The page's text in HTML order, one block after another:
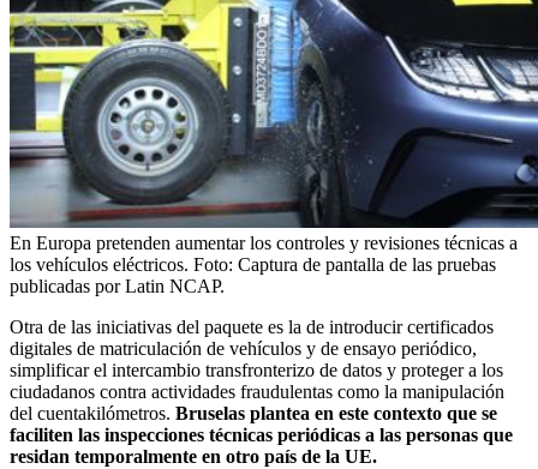
En Europa pretenden aumentar los controles y revisiones técnicas a
los vehículos eléctricos. Foto: Captura de pantalla de las pruebas
publicadas por Latin NCAP.
Otra de las iniciativas del paquete es la de introducir certificados
digitales de matriculación de vehículos y de ensayo periódico,
simplificar el intercambio transfronterizo de datos y proteger a los
ciudadanos contra actividades fraudulentas como la manipulación
del cuentakilómetros. Bruselas plantea en este contexto que se
faciliten las inspecciones técnicas periódicas a las personas que
residan temporalmente en otro país de la UE.